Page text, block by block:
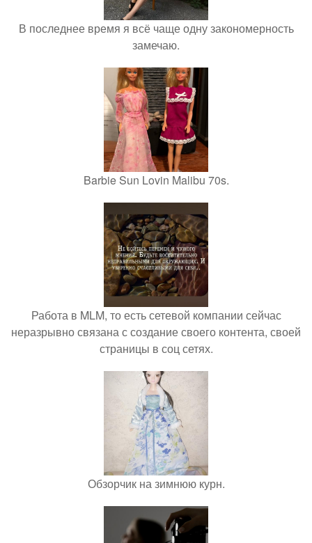
В последнее время я всё чаще одну закономерность
замечаю.
Barbie Sun Lovin Malibu 70s.
Работа в MLM, то есть сетевой компании сейчас
неразрывно связана с создание своего контента, своей
страницы в соц сетях.
Обзорчик на зимнюю курн.